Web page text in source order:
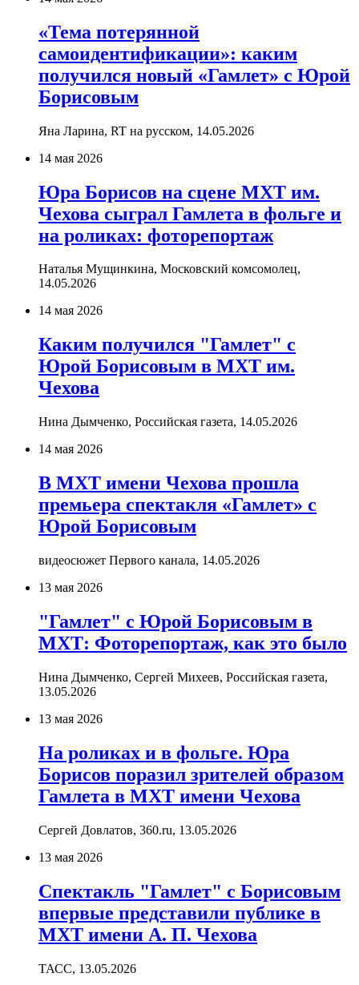
«Тема потерянной
самоидентификации»: каким
получился новый «Гамлет» с Юрой
Борисовым
Яна Ларина, RT на русском, 14.05.2026
14 мая 2026
Юра Борисов на сцене МХТ им.
Чехова сыграл Гамлета в фольге и
на роликах: фоторепортаж
Наталья Мущинкина, Московский комсомолец,
14.05.2026
14 мая 2026
Каким получился "Гамлет" с
Юрой Борисовым в МХТ им.
Чехова
Нина Дымченко, Российская газета, 14.05.2026
14 мая 2026
В МХТ имени Чехова прошла
премьера спектакля «Гамлет» с
Юрой Борисовым
видеосюжет Первого канала, 14.05.2026
13 мая 2026
"Гамлет" с Юрой Борисовым в
МХТ: Фоторепортаж, как это было
Нина Дымченко, Сергей Михеев, Российская газета,
13.05.2026
13 мая 2026
На роликах и в фольге. Юра
Борисов поразил зрителей образом
Гамлета в МХТ имени Чехова
Сергей Довлатов, 360.ru, 13.05.2026
13 мая 2026
Спектакль "Гамлет" с Борисовым
впервые представили публике в
МХТ имени А. П. Чехова
ТАСС, 13.05.2026